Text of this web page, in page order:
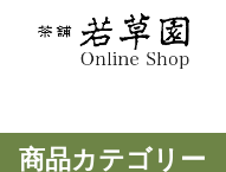
商品カテゴリー